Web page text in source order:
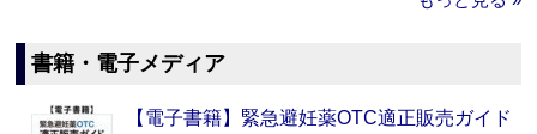
書籍・電子メディア
【電子書籍】緊急避妊薬OTC適正販売ガイド